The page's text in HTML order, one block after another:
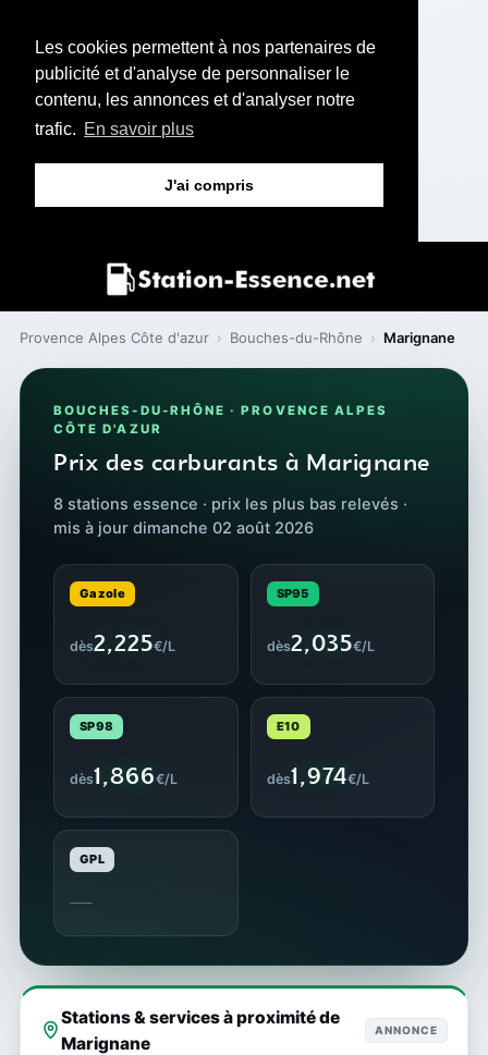
Les cookies permettent à nos partenaires de
publicité et d'analyse de personnaliser le
contenu, les annonces et d'analyser notre
trafic. En savoir plus
J'ai compris
Provence Alpes Côte d'azur › Bouches-du-Rhône › Marignane
BOUCHES-DU-RHÔNE · PROVENCE ALPES
CÔTE D'AZUR
Prix des carburants à Marignane
8 stations essence · prix les plus bas relevés ·
mis à jour dimanche 02 août 2026
Gazole
dès2,225€/L
SP95
dès2,035€/L
SP98
dès1,866€/L
E10
dès1,974€/L
GPL
—
Stations & services à proximité de
Marignane
ANNONCE